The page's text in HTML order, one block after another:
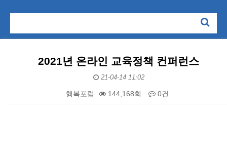
2021년 온라인 교육정책 컨퍼런스
21-04-14 11:02
행복포럼 144,168회 0건